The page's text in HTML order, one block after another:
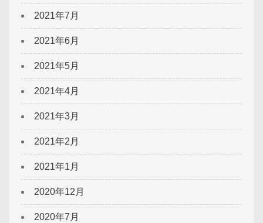
2021年7月
2021年6月
2021年5月
2021年4月
2021年3月
2021年2月
2021年1月
2020年12月
2020年7月